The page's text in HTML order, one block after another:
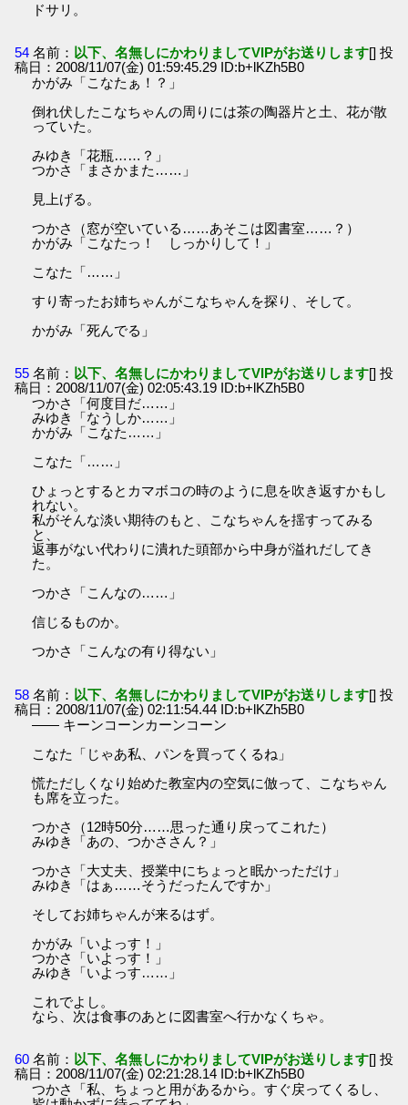
ドサリ。
54 名前： 以下、名無しにかわりましてVIPがお送りします[] 投
稿日：2008/11/07(金) 01:59:45.29 ID:b+lKZh5B0
かがみ「こなたぁ！？」
倒れ伏したこなちゃんの周りには茶の陶器片と土、花が散
っていた。
みゆき「花瓶……？」
つかさ「まさかまた……」
見上げる。
つかさ（窓が空いている……あそこは図書室……？）
かがみ「こなたっ！ しっかりして！」
こなた「……」
すり寄ったお姉ちゃんがこなちゃんを探り、そして。
かがみ「死んでる」
55 名前： 以下、名無しにかわりましてVIPがお送りします[] 投
稿日：2008/11/07(金) 02:05:43.19 ID:b+lKZh5B0
つかさ「何度目だ……」
みゆき「なうしか……」
かがみ「こなた……」
こなた「……」
ひょっとするとカマボコの時のように息を吹き返すかもし
れない。
私がそんな淡い期待のもと、こなちゃんを揺すってみる
と、
返事がない代わりに潰れた頭部から中身が溢れだしてき
た。
つかさ「こんなの……」
信じるものか。
つかさ「こんなの有り得ない」
58 名前： 以下、名無しにかわりましてVIPがお送りします[] 投
稿日：2008/11/07(金) 02:11:54.44 ID:b+lKZh5B0
―― キーンコーンカーンコーン
こなた「じゃあ私、パンを買ってくるね」
慌ただしくなり始めた教室内の空気に倣って、こなちゃん
も席を立った。
つかさ（12時50分……思った通り戻ってこれた）
みゆき「あの、つかささん？」
つかさ「大丈夫、授業中にちょっと眠かっただけ」
みゆき「はぁ……そうだったんですか」
そしてお姉ちゃんが来るはず。
かがみ「いよっす！」
つかさ「いよっす！」
みゆき「いよっす……」
これでよし。
なら、次は食事のあとに図書室へ行かなくちゃ。
60 名前： 以下、名無しにかわりましてVIPがお送りします[] 投
稿日：2008/11/07(金) 02:21:28.14 ID:b+lKZh5B0
つかさ「私、ちょっと用があるから。すぐ戻ってくるし、